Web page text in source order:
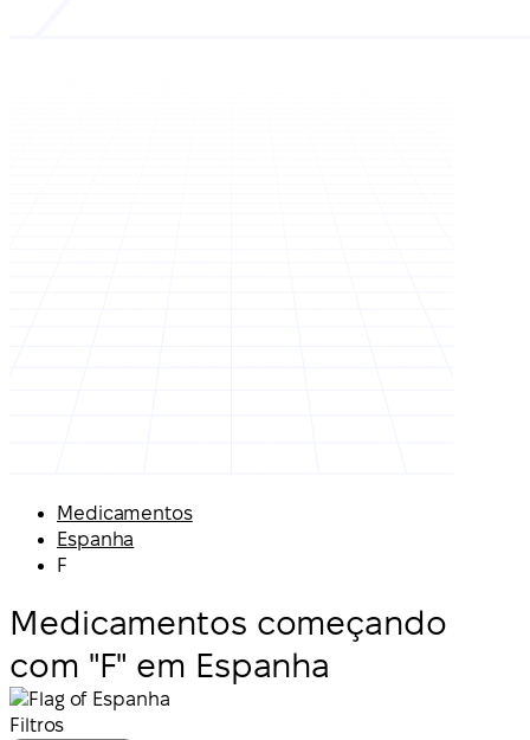
Medicamentos
Espanha
F
Medicamentos começando
com "F" em Espanha
Filtros